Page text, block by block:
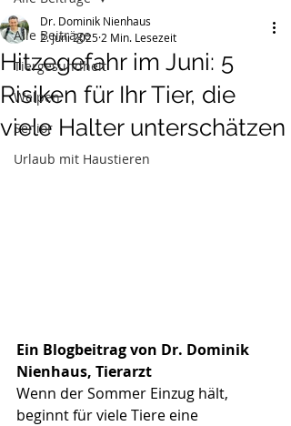
Alle Beiträge
Tiergesundheit
Welpen
Senior
Urlaub mit Haustieren
Hitzegefahr im Juni: 5
Risiken für Ihr Tier, die
viele Halter unterschätzen
Dr. Dominik Nienhaus
2. Juni 2025 2 Min. Lesezeit
Ein Blogbeitrag von Dr. Dominik
Nienhaus, Tierarzt
Wenn der Sommer Einzug hält,
beginnt für viele Tiere eine